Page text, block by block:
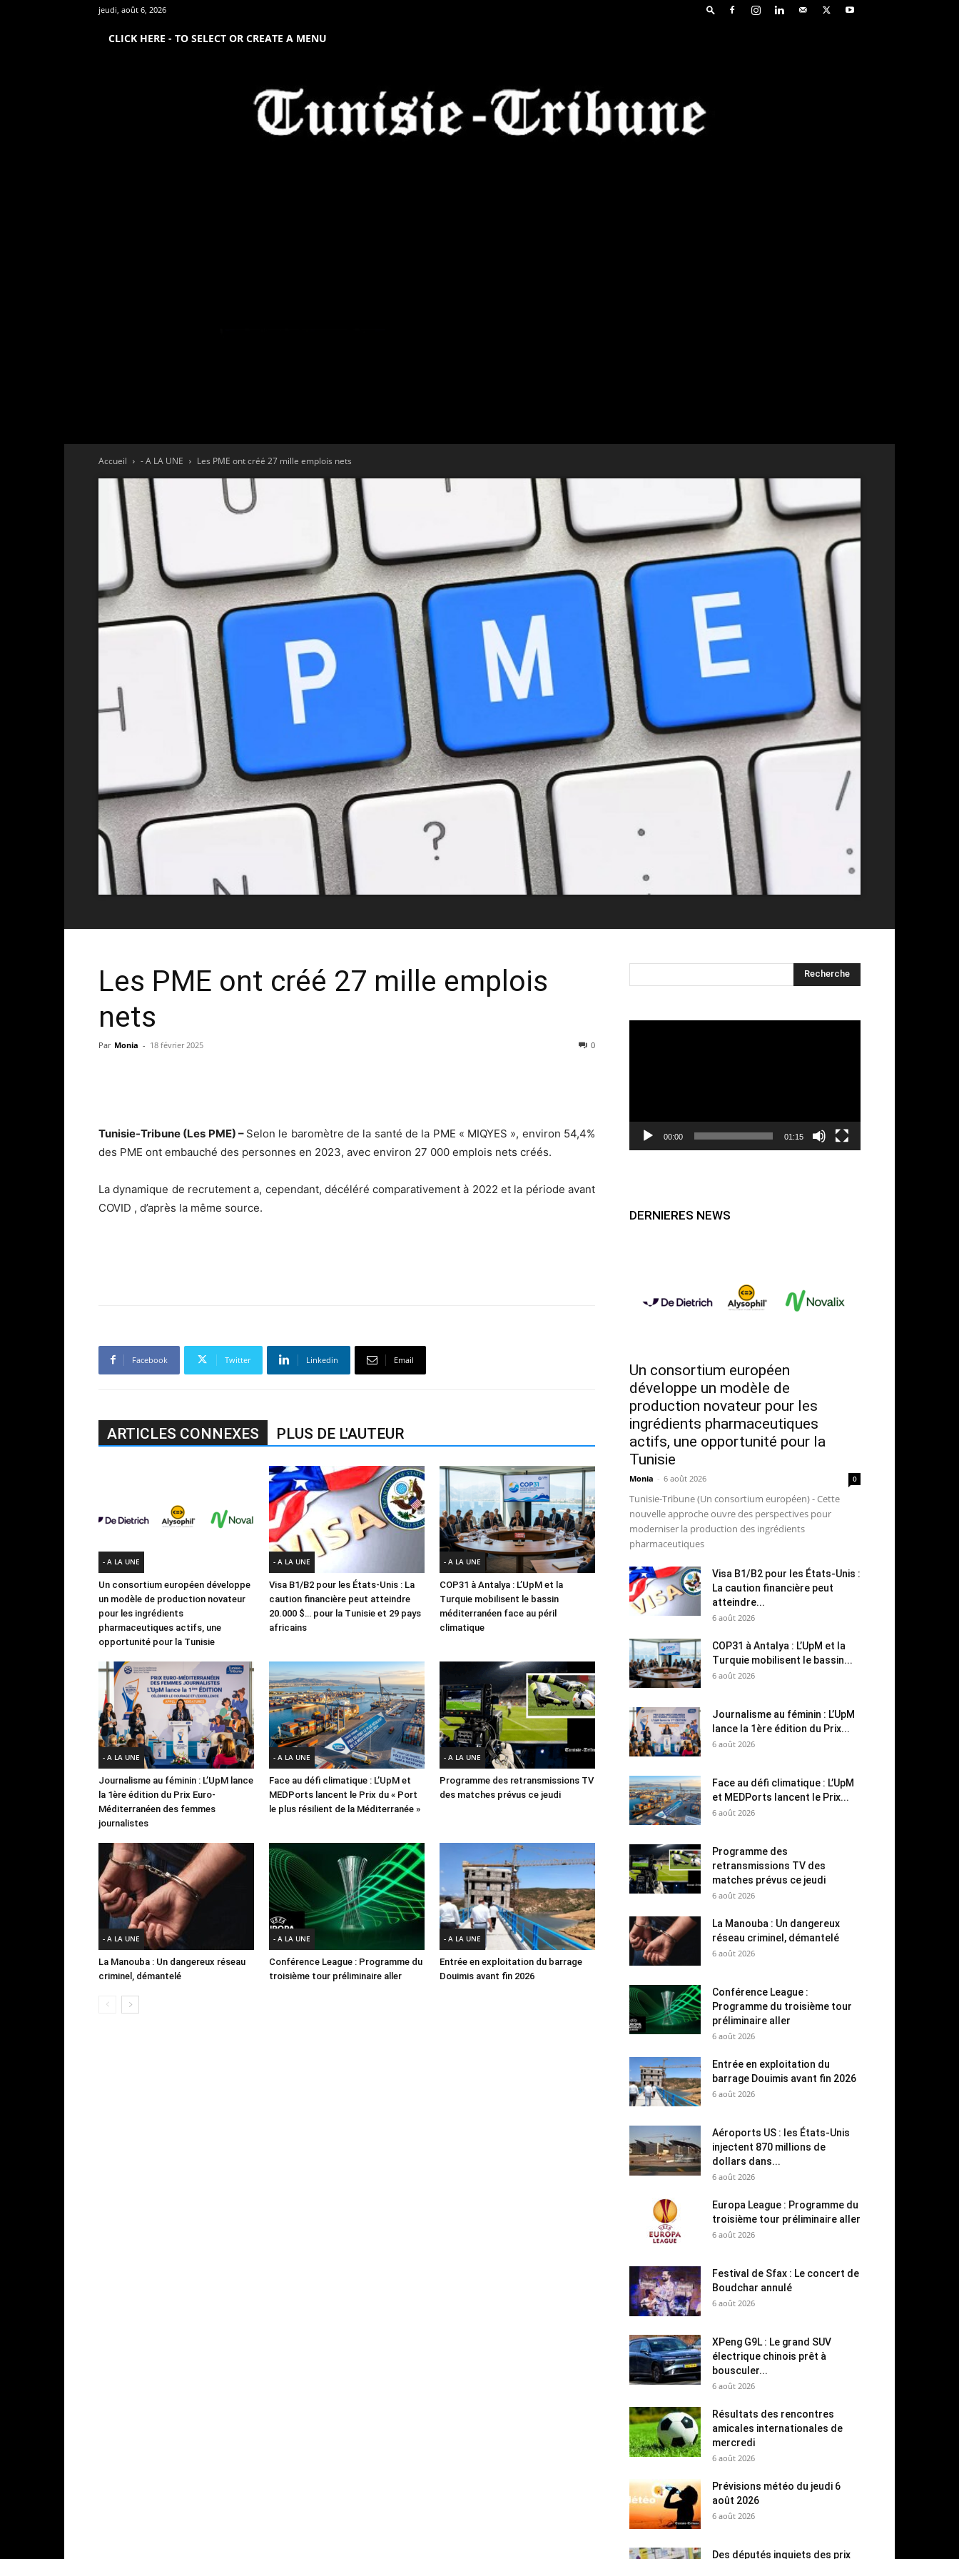
jeudi, août 6, 2026
CLICK HERE - TO SELECT OR CREATE A MENU
Accueil - A LA UNE Les PME ont créé 27 mille emplois nets
Les PME ont créé 27 mille emplois
nets
Par Monia - 18 février 2025 0
Tunisie-Tribune (Les PME) – Selon le baromètre de la santé de la PME « MIQYES », environ 54,4%
des PME ont embauché des personnes en 2023, avec environ 27 000 emplois nets créés.
La dynamique de recrutement a, cependant, décéléré comparativement à 2022 et la période avant
COVID , d’après la même source.
Facebook Twitter Linkedin Email
ARTICLES CONNEXES PLUS DE L'AUTEUR
- A LA UNE
Un consortium européen développe
un modèle de production novateur
pour les ingrédients
pharmaceutiques actifs, une
opportunité pour la Tunisie
- A LA UNE
Visa B1/B2 pour les États-Unis : La
caution financière peut atteindre
20.000 $… pour la Tunisie et 29 pays
africains
- A LA UNE
COP31 à Antalya : L’UpM et la
Turquie mobilisent le bassin
méditerranéen face au péril
climatique
- A LA UNE
Journalisme au féminin : L’UpM lance
la 1ère édition du Prix Euro-
Méditerranéen des femmes
journalistes
- A LA UNE
Face au défi climatique : L’UpM et
MEDPorts lancent le Prix du « Port
le plus résilient de la Méditerranée »
- A LA UNE
Programme des retransmissions TV
des matches prévus ce jeudi
- A LA UNE
La Manouba : Un dangereux réseau
criminel, démantelé
- A LA UNE
Conférence League : Programme du
troisième tour préliminaire aller
- A LA UNE
Entrée en exploitation du barrage
Douimis avant fin 2026
00:00 01:15
DERNIERES NEWS
Un consortium européen
développe un modèle de
production novateur pour les
ingrédients pharmaceutiques
actifs, une opportunité pour la
Tunisie
Monia - 6 août 2026 0
Tunisie-Tribune (Un consortium européen) - Cette
nouvelle approche ouvre des perspectives pour
moderniser la production des ingrédients
pharmaceutiques
Visa B1/B2 pour les États-Unis :
La caution financière peut
atteindre...
6 août 2026
COP31 à Antalya : L’UpM et la
Turquie mobilisent le bassin...
6 août 2026
Journalisme au féminin : L’UpM
lance la 1ère édition du Prix...
6 août 2026
Face au défi climatique : L’UpM
et MEDPorts lancent le Prix...
6 août 2026
Programme des
retransmissions TV des
matches prévus ce jeudi
6 août 2026
La Manouba : Un dangereux
réseau criminel, démantelé
6 août 2026
Conférence League :
Programme du troisième tour
préliminaire aller
6 août 2026
Entrée en exploitation du
barrage Douimis avant fin 2026
6 août 2026
Aéroports US : les États-Unis
injectent 870 millions de
dollars dans...
6 août 2026
Europa League : Programme du
troisième tour préliminaire aller
6 août 2026
Festival de Sfax : Le concert de
Boudchar annulé
6 août 2026
XPeng G9L : Le grand SUV
électrique chinois prêt à
bousculer...
6 août 2026
Résultats des rencontres
amicales internationales de
mercredi
6 août 2026
Prévisions météo du jeudi 6
août 2026
6 août 2026
Des députés inquiets des prix